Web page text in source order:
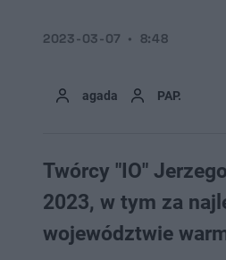
agada PAP.
2023-03-07 8:48
Twórcy "IO"
2023, w tym za
województwie